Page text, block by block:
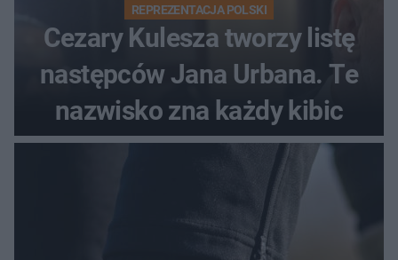
REPREZENTACJA POLSKI
Cezary Kulesza tworzy listę
następców Jana Urbana. Te
nazwisko zna każdy kibic